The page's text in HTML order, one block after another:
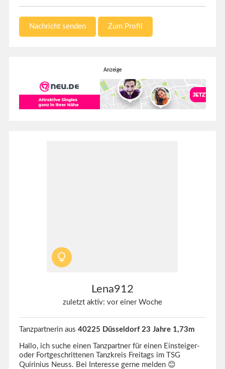
Nachricht senden Zum Profil
Anzeige
Lena912
zuletzt aktiv: vor einer Woche
Tanzpartnerin aus 40225 Düsseldorf 23 Jahre 1,73m
Hallo, ich suche einen Tanzpartner für einen Einsteiger-
oder Fortgeschrittenen Tanzkreis Freitags im TSG
Quirinius Neuss. Bei Interesse gerne melden 😊